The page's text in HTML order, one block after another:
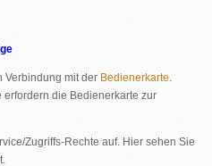
Verbindung mit der Bedienerkarte.
die Bedienerkarte zur
Zugriffs-Rechte auf. Hier sehen Sie